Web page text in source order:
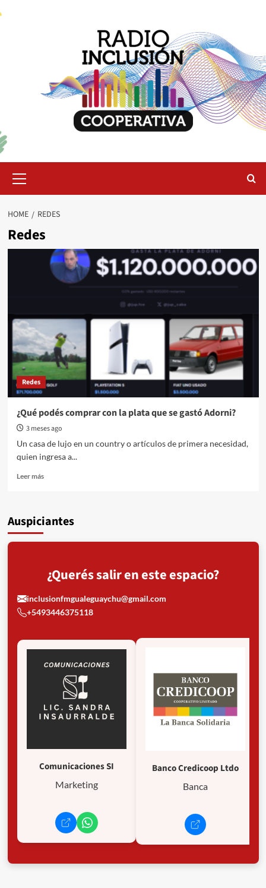
Menu
HOME REDES
Redes
Redes
¿Qué podés comprar con la plata que se gastó Adorni?
3 meses ago
Un casa de lujo en un country o artículos de primera necesidad,
quien ingresa a...
Leer másRead
podés
comprar
con
que
gastó
Adorni?
Auspiciantes
¿Querés salir en este espacio?
inclusionfmgualeguaychu@gmail.com
+5493446375118
Comunicaciones SI
Marketing
Banco Credicoop Ltdo
Banca